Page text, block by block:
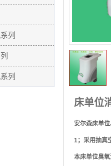
列
列
床单位
安尔森床单位
1； 采用抽真
本床单位臭